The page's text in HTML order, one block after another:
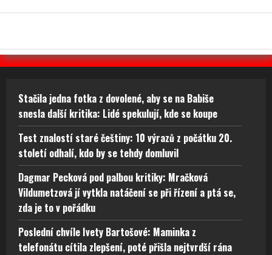
Stačila jedna fotka z dovolené, aby se na Babiše
snesla další kritika: Lidé spekulují, kde se koupe
Test znalostí staré češtiny: 10 výrazů z počátku 20.
století odhalí, kdo by se tehdy domluvil
Dagmar Pecková pod palbou kritiky: Mračková
Vildumetzová jí vytkla natáčení se při řízení a ptá se,
zda je to v pořádku
Poslední chvíle Ivety Bartošové: Maminka z
telefonátu cítila zlepšení, poté přišla nejtvrdší rána